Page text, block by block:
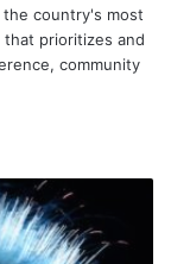
the country's most
prioritizes and
community